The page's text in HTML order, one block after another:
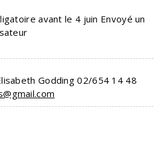
avant le 4 juin Envoyé un
Godding02/654 14 48